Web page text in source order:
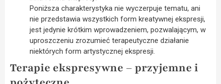
Poniższa charakterystyka nie wyczerpuje tematu, ani
nie przedstawia wszystkich form kreatywnej ekspresji,
jest jedynie krótkim wprowadzeniem, pozwalającym, w
uproszczeniu zrozumieć terapeutyczne działanie
niektórych form artystycznej ekspresji.
Terapie ekspresywne – przyjemne i